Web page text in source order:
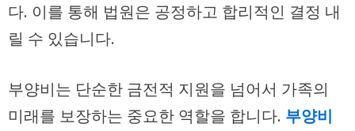
다. 이를 통해 법원은 공정하고 합리적인 결정 내
릴 수 있습니다.
부양비는 단순한 금전적 지원을 넘어서 가족의
미래를 보장하는 중요한 역할을 합니다. 부양비